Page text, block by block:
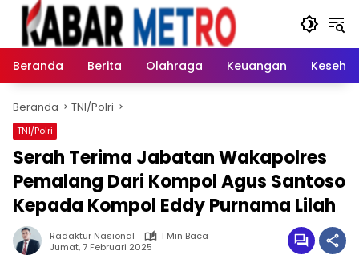
Langsung
konten
Beranda
Berita Olahraga Keuangan
Beranda TNI/Polri
TNI/Polri
Serah Terima Jabatan Wakapolres
Pemalang Dari Kompol Agus Santoso
Kepada Kompol Eddy Purnama Lilah
Radaktur Nasional
1 Min Baca
Jumat, 7 Februari 2025